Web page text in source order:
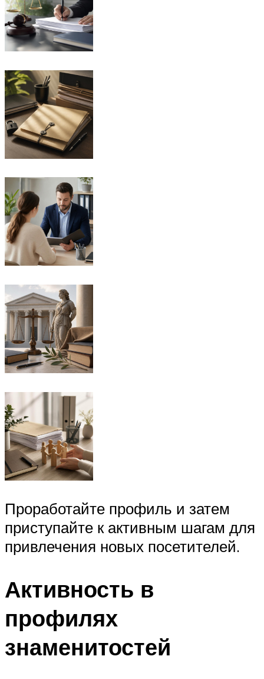
Проработайте профиль и затем
приступайте к активным шагам для
привлечения новых посетителей.
Активность в
профилях
знаменитостей